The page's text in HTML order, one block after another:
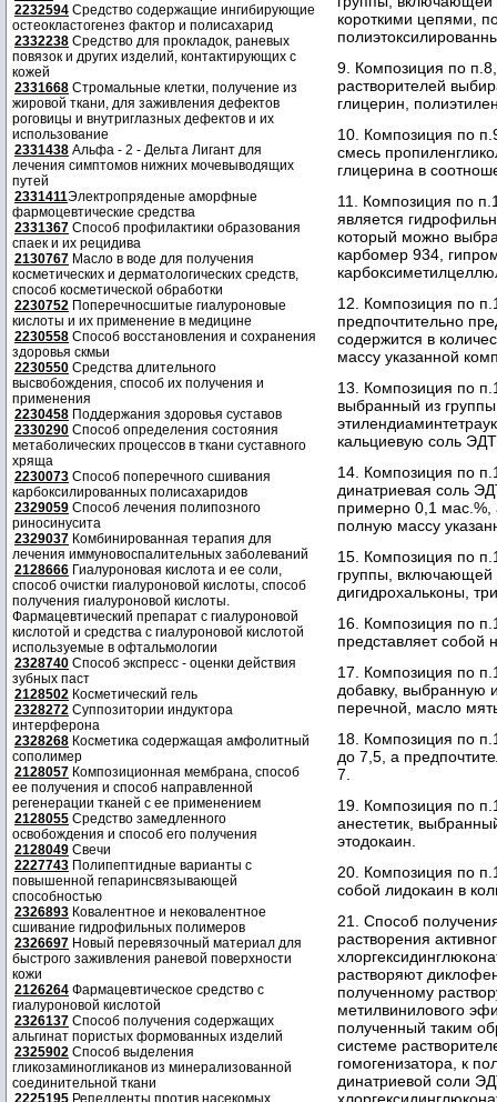
2232594 Средство содержащие ингибирующие
остеокластогенез фактор и полисахарид
2332238 Средство для прокладок, раневых
повязок и других изделий, контактирующих с
кожей
2331668 Стромальные клетки, получение из
жировой ткани, для заживления дефектов
роговицы и внутриглазных дефектов и их
использование
2331438 Альфа - 2 - Дельта Лигант для
лечения симптомов нижних мочевыводящих
путей
2331411Электропряденые аморфные
фармоцевтические средства
2331367 Способ профилактики образования
спаек и их рецидива
2130767 Масло в воде для получения
косметических и дерматологических средств,
способ косметической обработки
2230752 Поперечносшитые гиалуроновые
кислоты и их применение в медицине
2230558 Способ восстановления и сохранения
здоровья скмьи
2230550 Средства длительного
высвобождения, способ их получения и
применения
2230458 Поддержания здоровья суставов
2330290 Способ определения состояния
метаболических процессов в ткани суставного
хряща
2230073 Способ поперечного сшивания
карбоксилированных полисахаридов
2329059 Способ лечения полипозного
риносинусита
2329037 Комбинированная терапия для
лечения иммуновоспалительных заболеваний
2128666 Гиалуроновая кислота и ее соли,
способ очистки гиалуроновой кислоты, способ
получения гиалуроновой кислоты.
Фармацевтический препарат с гиалуроновой
кислотой и средства с гиалуроновой кислотой
используемые в офтальмологии
2328740 Способ экспресс - оценки действия
зубных паст
2128502 Косметический гель
2328272 Суппозитории индуктора
интерферона
2328268 Косметика содержащая амфолитный
сополимер
2128057 Композиционная мембрана, способ
ее получения и способ направленной
регенерации тканей с ее применением
2128055 Средство замедленного
освобождения и способ его получения
2128049 Свечи
2227743 Полипептидные варианты с
повышенной гепаринсвязывающей
способностью
2326893 Ковалентное и нековалентное
сшивание гидрофильных полимеров
2326697 Новый перевязочный материал для
быстрого заживления раневой поверхности
кожи
2126264 Фармацевтическое средство с
гиалуроновой кислотой
2326137 Способ получения содержащих
альгинат пористых формованных изделий
2325902 Способ выделения
гликозаминогликанов из минерализованной
соединительной ткани
2225195 Репелленты против насекомых
короткими цепями,
9. Композиция по
растворителей
глицерин,
10. Композиция по
смесь
глицерина в
11. Композиция по
является
который можно
карбомер 934,
12. Композиция по
предпочтительно
содержится в
массу указанной
13. Композиция по
выбранный из
кальциевую соль
14. Композиция по
динатриевая соль
примерно 0,1 мас.%,
полную массу
15. Композиция по
группы, включающей
дигидрохальконы,
16. Композиция по
представляет собой
17. Композиция по
добавку, выбранную
перечной, масло
18. Композиция по
до 7,5, а
7.
19. Композиция по
анестетик,
этодокаин.
20. Композиция по
собой лидокаин в
21. Способ
растворения
растворяют
полученному
метилвинилового
полученный таким
системе
гомогенизатора, к
динатриевой соли